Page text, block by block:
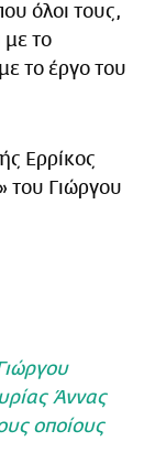
όλοι τους,
με το
το έργο του
Ερρίκος
του Γιώργου
Άννας
οποίους